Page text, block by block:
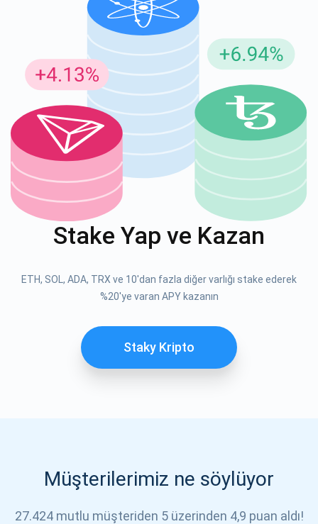
Stake Yap ve Kazan
ETH, SOL, ADA, TRX ve 10'dan fazla diğer varlığı stake ederek
%20'ye varan APY kazanın
Staky Kripto
Müşterilerimiz ne söylüyor
27.424 mutlu müşteriden 5 üzerinden 4,9 puan aldı!
Atomic
1000.000
ABONE OL
support@atomicwallet.io
YouTube'umuza göz atın
Güncellemeler için Abone Ol
En son proje güncellemelerini ve kripto kılavuzlarını ilk alan
siz olun